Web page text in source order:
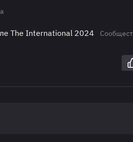
The International 2024